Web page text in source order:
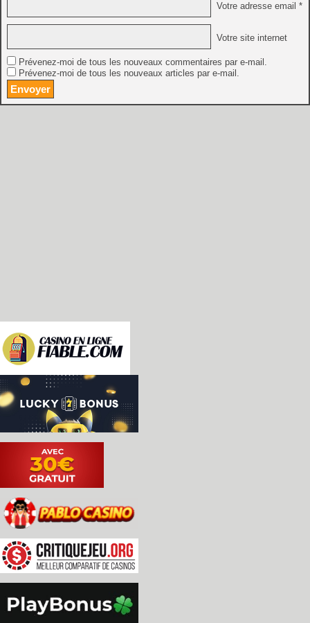
Votre adresse email *
Votre site internet
Prévenez-moi de tous les nouveaux commentaires par e-mail.
Prévenez-moi de tous les nouveaux articles par e-mail.